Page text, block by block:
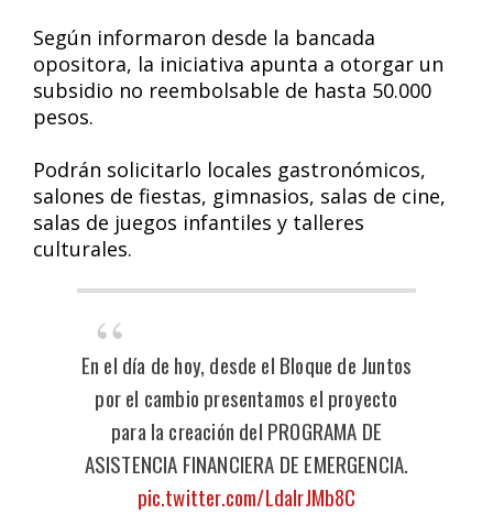
Según informaron desde la bancada
opositora, la iniciativa apunta a otorgar un
subsidio no reembolsable de hasta 50.000
pesos.
Podrán solicitarlo locales gastronómicos,
salones de fiestas, gimnasios, salas de cine,
salas de juegos infantiles y talleres
culturales.
En el día de hoy, desde el Bloque de Juntos
por el cambio presentamos el proyecto
para la creación del PROGRAMA DE
ASISTENCIA FINANCIERA DE EMERGENCIA.
pic.twitter.com/LdaIrJMb8C